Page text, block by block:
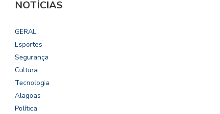
NOTÍCIAS
GERAL
Esportes
Segurança
Cultura
Tecnologia
Alagoas
Política